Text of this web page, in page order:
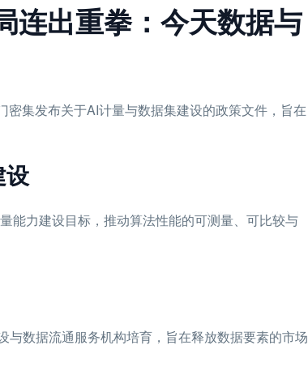
连出重拳：今天数据与
集发布关于AI计量与数据集建设的政策文件，旨在
设
能力建设目标，推动算法性能的可测量、可比较与
数据流通服务机构培育，旨在释放数据要素的市场